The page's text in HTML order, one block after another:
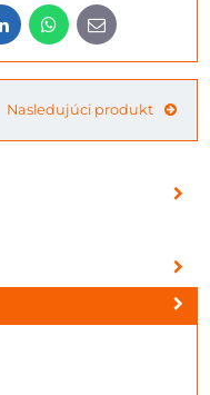
LinkedInWhatsApp
E-
mail
Nasledujúci produkt